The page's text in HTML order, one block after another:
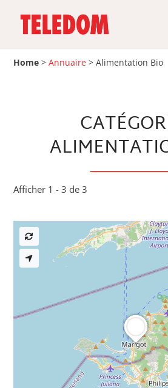
Home >Annuaire >Alimentation Bio
Afficher 1 - 3 de 3